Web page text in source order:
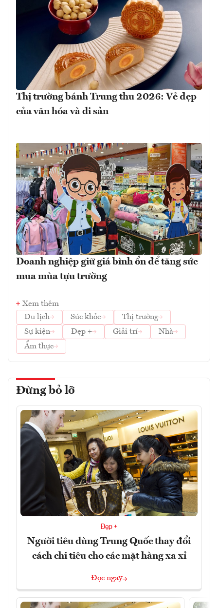
Thị trường bánh Trung thu 2026: Vẻ đẹp
của văn hóa và di sản
Doanh nghiệp giữ giá bình ổn để tăng sức
mua mùa tựu trường
Xem thêm
Du lịch
Sức khỏe
Thị trường
Sự kiện
Đẹp + Giải trí
Nhà
Ẩm thực
Đừng bỏ lỡ
Đẹp +
Người tiêu dùng Trung Quốc thay đổi
cách chi tiêu cho các mặt hàng xa xỉ
Đọc ngay